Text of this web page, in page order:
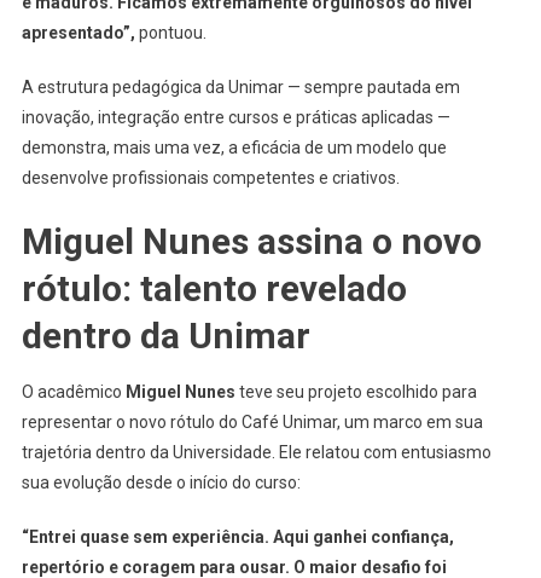
apresentado”, pontuou.
A estrutura pedagógica da Unimar — sempre pautada em
inovação, integração entre cursos e práticas aplicadas —
demonstra, mais uma vez, a eficácia de um modelo que
desenvolve profissionais competentes e criativos.
Miguel Nunes assina o novo
rótulo: talento revelado
dentro da Unimar
O acadêmico Miguel Nunes teve seu projeto escolhido para
representar o novo rótulo do Café Unimar, um marco em sua
trajetória dentro da Universidade. Ele relatou com entusiasmo
sua evolução desde o início do curso:
“Entrei quase sem experiência. Aqui ganhei confiança,
repertório e coragem para ousar. O maior desafio foi